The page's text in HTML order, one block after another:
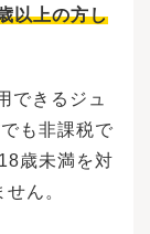
以上の方し
できるジュ
も非課税で
歳未満を対
ん。